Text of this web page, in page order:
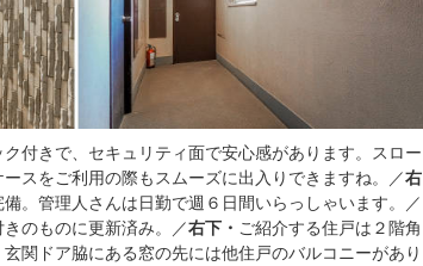
付きで、セキュリティ面で安心感があります。スロー
スをご利用の際もスムーズに出入りできますね。／右
。管理人さんは日勤で週６日間いらっしゃいます。／
のものに更新済み。／右下・ ご紹介する住戸は２階角
関ドア脇にある窓の先には他住戸のバルコニーがあり